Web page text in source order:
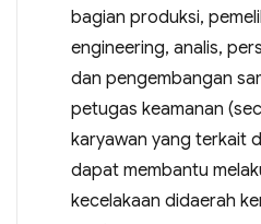
bagian produksi,
engineering, analis,
dan pengembangan
petugas keamanan
karyawan yang terkait
dapat membantu
kecelakaan didaerah